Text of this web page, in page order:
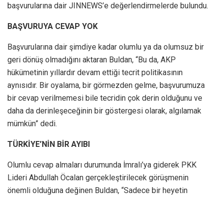
başvurularına dair JINNEWS’e değerlendirmelerde bulundu.
BAŞVURUYA CEVAP YOK
Başvurularına dair şimdiye kadar olumlu ya da olumsuz bir
geri dönüş olmadığını aktaran Buldan, “Bu da, AKP
hükümetinin yıllardır devam ettiği tecrit politikasının
aynısıdır. Bir oyalama, bir görmezden gelme, başvurumuza
bir cevap verilmemesi bile tecridin çok derin olduğunu ve
daha da derinleşeceğinin bir göstergesi olarak, algılamak
mümkün” dedi.
TÜRKİYE’NİN BİR AYIBI
Olumlu cevap almaları durumunda İmralı’ya giderek PKK
Lideri Abdullah Öcalan gerçekleştirilecek görüşmenin
önemli olduğuna değinen Buldan, “Sadece bir heyetin